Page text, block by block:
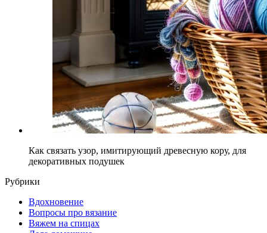
Как связать узор, имитирующий древесную кору, для
декоративных подушек
Рубрики
Вдохновение
Вопросы про вязание
Вяжем на спицах